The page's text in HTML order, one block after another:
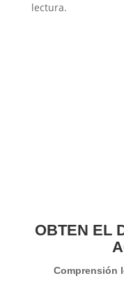
lectura.
OBTEN EL
Comprensión